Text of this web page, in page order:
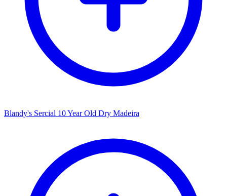
Blandy's Sercial 10 Year Old Dry Madeira